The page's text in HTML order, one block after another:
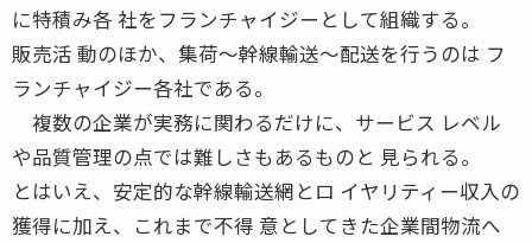
に特積み各 社をフランチャイジーとして組織する。
販売活 動のほか、集荷〜幹線輸送〜配送を行うのは フ
ランチャイジー各社である。
複数の企業が実務に関わるだけに、サービス レベル
や品質管理の点では難しさもあるものと 見られる。
とはいえ、安定的な幹線輸送網とロ イヤリティー収入の
獲得に加え、これまで不得 意としてきた企業間物流へ